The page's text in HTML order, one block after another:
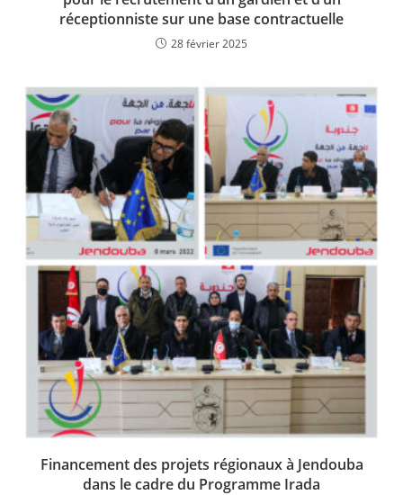
réceptionniste sur une base contractuelle
28 février 2025
Financement des projets régionaux à Jendouba
dans le cadre du Programme Irada